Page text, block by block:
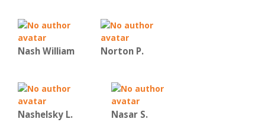
Nash William Norton P.
Nashelsky L. Nasar S.